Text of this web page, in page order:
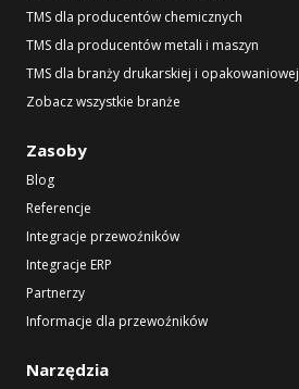
TMS dla producentów chemicznych
TMS dla producentów metali i maszyn
TMS dla branży drukarskiej i opakowaniowej
Zobacz wszystkie branże
Zasoby
Blog
Referencje
Integracje przewoźników
Integracje ERP
Partnerzy
Informacje dla przewoźników
Narzędzia